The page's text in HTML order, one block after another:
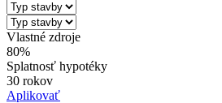
Vlastné zdroje
80%
Splatnosť hypotéky
30 rokov
Aplikovať